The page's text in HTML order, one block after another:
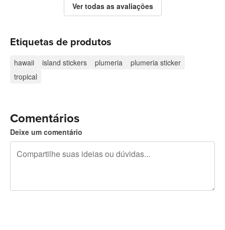
Ver todas as avaliações
Etiquetas de produtos
hawaii island stickers plumeria
plumeria sticker
tropical
Comentários
Deixe um comentário